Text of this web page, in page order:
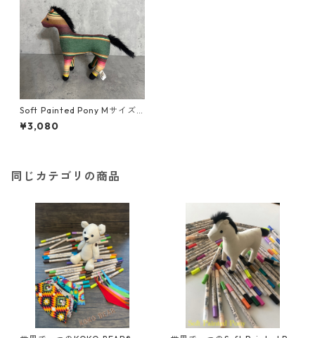
Soft Painted Pony Mサイズ S
arape/GRN
¥3,080
同じカテゴリの商品